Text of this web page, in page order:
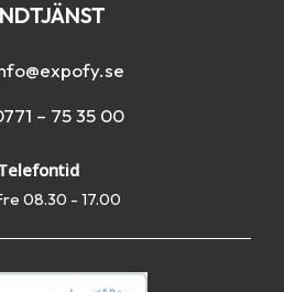
– 75 35 00
08.30 - 17.00